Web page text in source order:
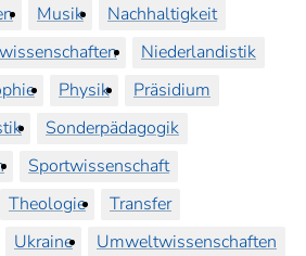
Musik
Nachhaltigkeit
Niederlandistik
Physik
Präsidium
Sonderpädagogik
Sportwissenschaft
Theologie
Transfer
Ukraine
Umweltwissenschaften